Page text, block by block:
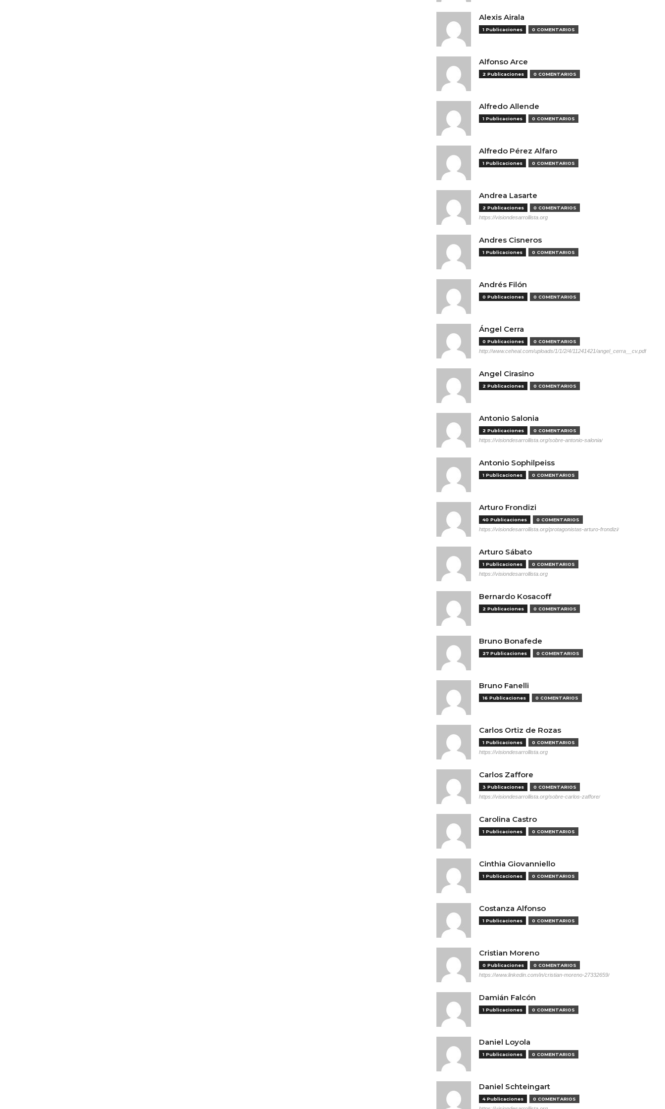
Alexis Airala
1 Publicaciones 0 COMENTARIOS
Alfonso Arce
2 Publicaciones 0 COMENTARIOS
Alfredo Allende
1 Publicaciones 0 COMENTARIOS
Alfredo Pérez Alfaro
1 Publicaciones 0 COMENTARIOS
Andrea Lasarte
2 Publicaciones 0 COMENTARIOS
https://visiondesarrollista.org
Andres Cisneros
1 Publicaciones 0 COMENTARIOS
Andrés Filón
0 Publicaciones 0 COMENTARIOS
Ángel Cerra
0 Publicaciones 0 COMENTARIOS
http://www.ceheal.com/uploads/1/1/2/4/11241421/angel_cerra__cv.pdf
Angel Cirasino
2 Publicaciones 0 COMENTARIOS
Antonio Salonia
2 Publicaciones 0 COMENTARIOS
https://visiondesarrollista.org/sobre-antonio-salonia/
Antonio Sophilpeiss
1 Publicaciones 0 COMENTARIOS
Arturo Frondizi
40 Publicaciones 0 COMENTARIOS
https://visiondesarrollista.org/protagonistas-arturo-frondizi/
Arturo Sábato
1 Publicaciones 0 COMENTARIOS
https://visiondesarrollista.org
Bernardo Kosacoff
2 Publicaciones 0 COMENTARIOS
Bruno Bonafede
27 Publicaciones 0 COMENTARIOS
Bruno Fanelli
16 Publicaciones 0 COMENTARIOS
Carlos Ortiz de Rozas
1 Publicaciones 0 COMENTARIOS
https://visiondesarrollista.org
Carlos Zaffore
3 Publicaciones 0 COMENTARIOS
https://visiondesarrollista.org/sobre-carlos-zaffore/
Carolina Castro
1 Publicaciones 0 COMENTARIOS
Cinthia Giovanniello
1 Publicaciones 0 COMENTARIOS
Costanza Alfonso
1 Publicaciones 0 COMENTARIOS
Cristian Moreno
0 Publicaciones 0 COMENTARIOS
https://www.linkedin.com/in/cristian-moreno-27332659/
Damián Falcón
1 Publicaciones 0 COMENTARIOS
Daniel Loyola
1 Publicaciones 0 COMENTARIOS
Daniel Schteingart
4 Publicaciones 0 COMENTARIOS